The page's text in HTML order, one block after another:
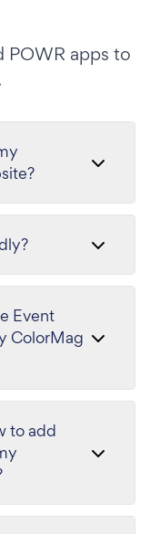
POWR apps to
Event
ColorMag
to add